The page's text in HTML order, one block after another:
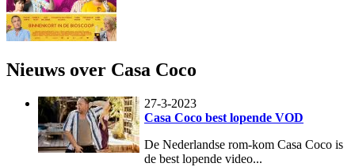
Nieuws over Casa Coco
27-3-2023
Casa Coco best lopende VOD
De Nederlandse rom-kom Casa Coco is
de best lopende video...